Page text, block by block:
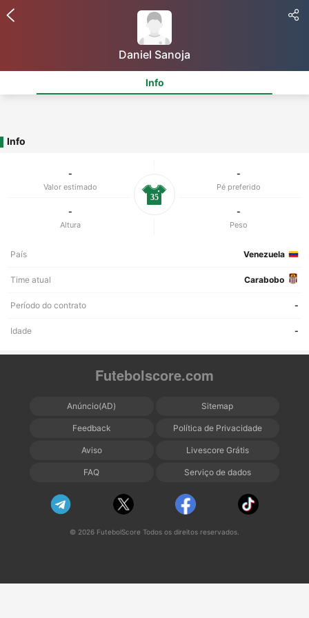
Daniel Sanoja
Info
Info
-
Valor estimado
-
Pé preferido
-
Altura
-
Peso
35
País Venezuela
Time atual Carabobo
Período do contrato -
Idade -
Futebolscore.com
Anúncio(AD) Sitemap
Feedback Política de Privacidade
Aviso Livescore Grátis
FAQ Serviço de dados
© 2026 FutebolScore Todos os direitos reservados.